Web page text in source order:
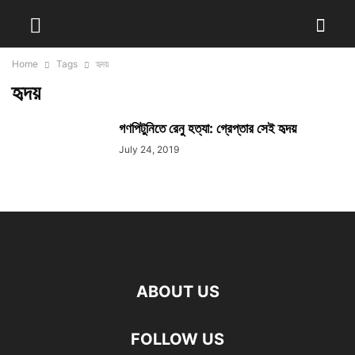
Home Tags হৃদয়
হৃদয়
গণপিটুনিতে রেনু হত্যা: গ্রেপ্তার সেই হৃদয়
July 24, 2019
ABOUT US
FOLLOW US